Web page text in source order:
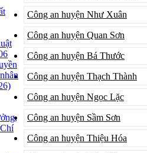
Công an huyện Như Xuân
Công an huyện Quan Sơn
Công an huyện Bá Thước
Công an huyện Thạch Thành
Công an huyện Ngọc Lặc
Công an huyện Sầm Sơn
Công an huyện Thiệu Hóa